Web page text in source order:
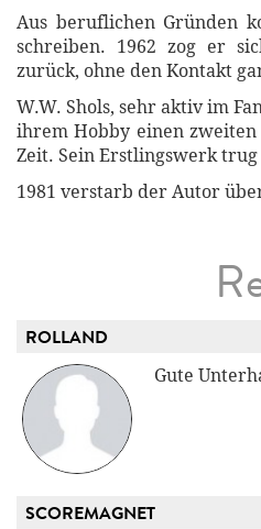
Aus beruflichen Gründen
schreiben. 1962 zog er
zurück, ohne den Kontakt
W.W. Shols, sehr aktiv im
ihrem Hobby einen
Zeit. Sein Erstlingswerk
1981 verstarb der Autor
ROLLAND
Gute
SCOREMAGNET